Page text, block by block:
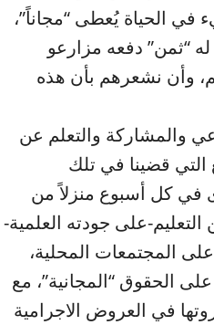
في الحياة يُعطى “مجاناً”،
“ثمن” دفعه مزارعو
وأن نشعرهم بأن هذه
والمشاركة والتعلم عن
التي قضينا في تلك
في كل أسبوع منزلاً من
على جودته العلمية-
المجتمعات المحلية،
الحقوق “المجانية”، مع
في العروض الاجرامية